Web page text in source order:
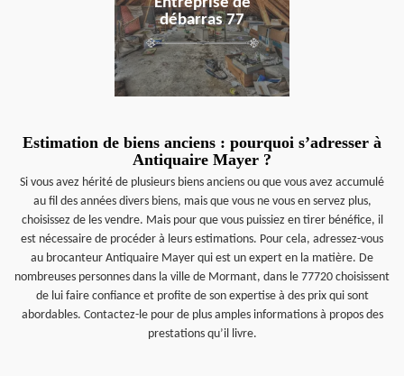
débarras 77
Estimation de biens anciens : pourquoi s’adresser à
Antiquaire Mayer ?
Si vous avez hérité de plusieurs biens anciens ou que vous avez accumulé
au fil des années divers biens, mais que vous ne vous en servez plus,
choisissez de les vendre. Mais pour que vous puissiez en tirer bénéfice, il
est nécessaire de procéder à leurs estimations. Pour cela, adressez-vous
au brocanteur Antiquaire Mayer qui est un expert en la matière. De
nombreuses personnes dans la ville de Mormant, dans le 77720 choisissent
de lui faire confiance et profite de son expertise à des prix qui sont
abordables. Contactez-le pour de plus amples informations à propos des
prestations qu’il livre.